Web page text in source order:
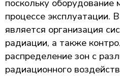
поскольку оборудование
процессе эксплуатации.
является организация
радиации, а также
распределение зон с
радиационного